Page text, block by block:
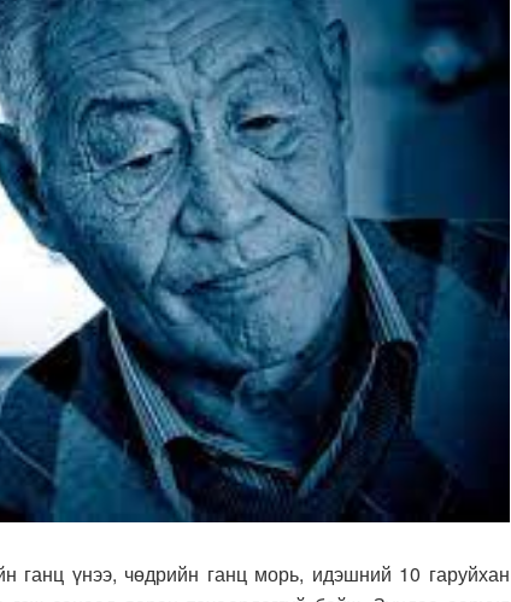
үнээ, чөдрийн ганц морь, идэшний 10 гаруйхан